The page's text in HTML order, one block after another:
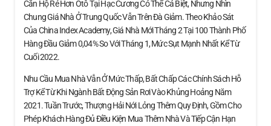
Căn Hộ Rẻ Hơn Ôtô Tại Hạc Cương Có Thể Cá Biệt, Nhưng Nhìn
Chung Giá Nhà Ở Trung Quốc Vẫn Trên Đà Giảm. Theo Khảo Sát
Của China Index Academy, Giá Nhà Mới Tháng 2 Tại 100 Thành Phố
Hàng Đầu Giảm 0,04% So Với Tháng 1, Mức Sụt Mạnh Nhất Kể Từ
Cuối 2022.
Nhu Cầu Mua Nhà Vẫn Ở Mức Thấp, Bất Chấp Các Chính Sách Hỗ
Trợ Kể Từ Khi Ngành Bất Động Sản Rơi Vào Khủng Hoảng Năm
2021. Tuần Trước, Thượng Hải Nới Lỏng Thêm Quy Định, Gồm Cho
Phép Khách Hàng Đủ Điều Kiện Mua Thêm Nhà Và Tiếp Cận Hạn